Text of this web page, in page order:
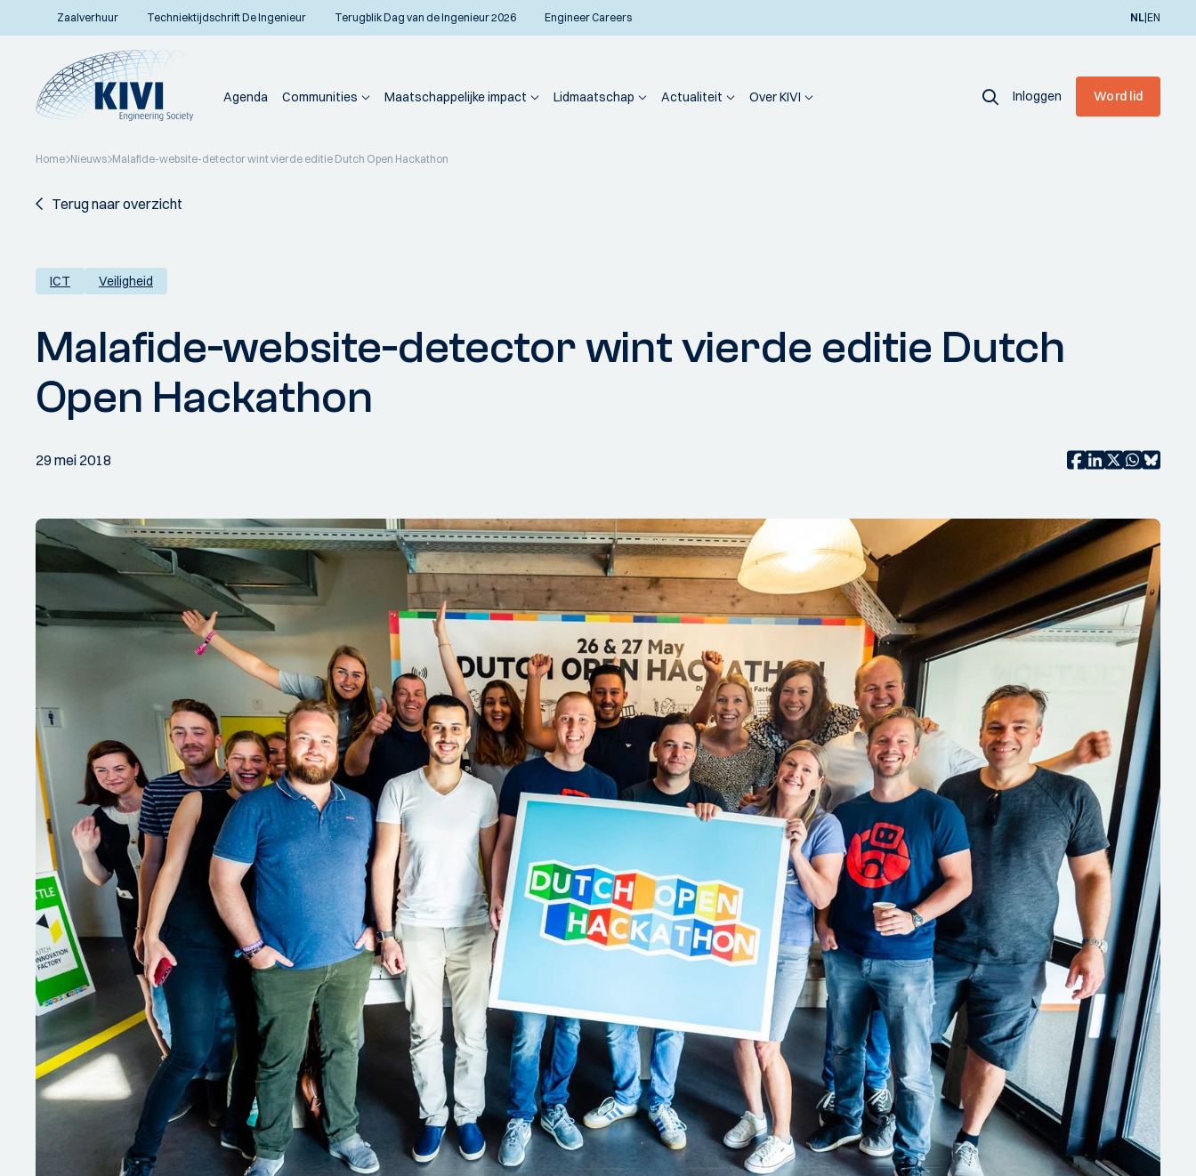
Zaalverhuur Techniektijdschrift De Ingenieur Terugblik Dag van de Ingenieur 2026 Engineer Careers NL|EN
Agenda Communities Maatschappelijke impact Lidmaatschap Actualiteit Over KIVI Inloggen Word lid
Home Nieuws Malafide-website-detector wint vierde editie Dutch Open Hackathon
Terug naar overzicht
ICT Veiligheid
Malafide-website-detector wint vierde editie Dutch
Open Hackathon
29 mei 2018